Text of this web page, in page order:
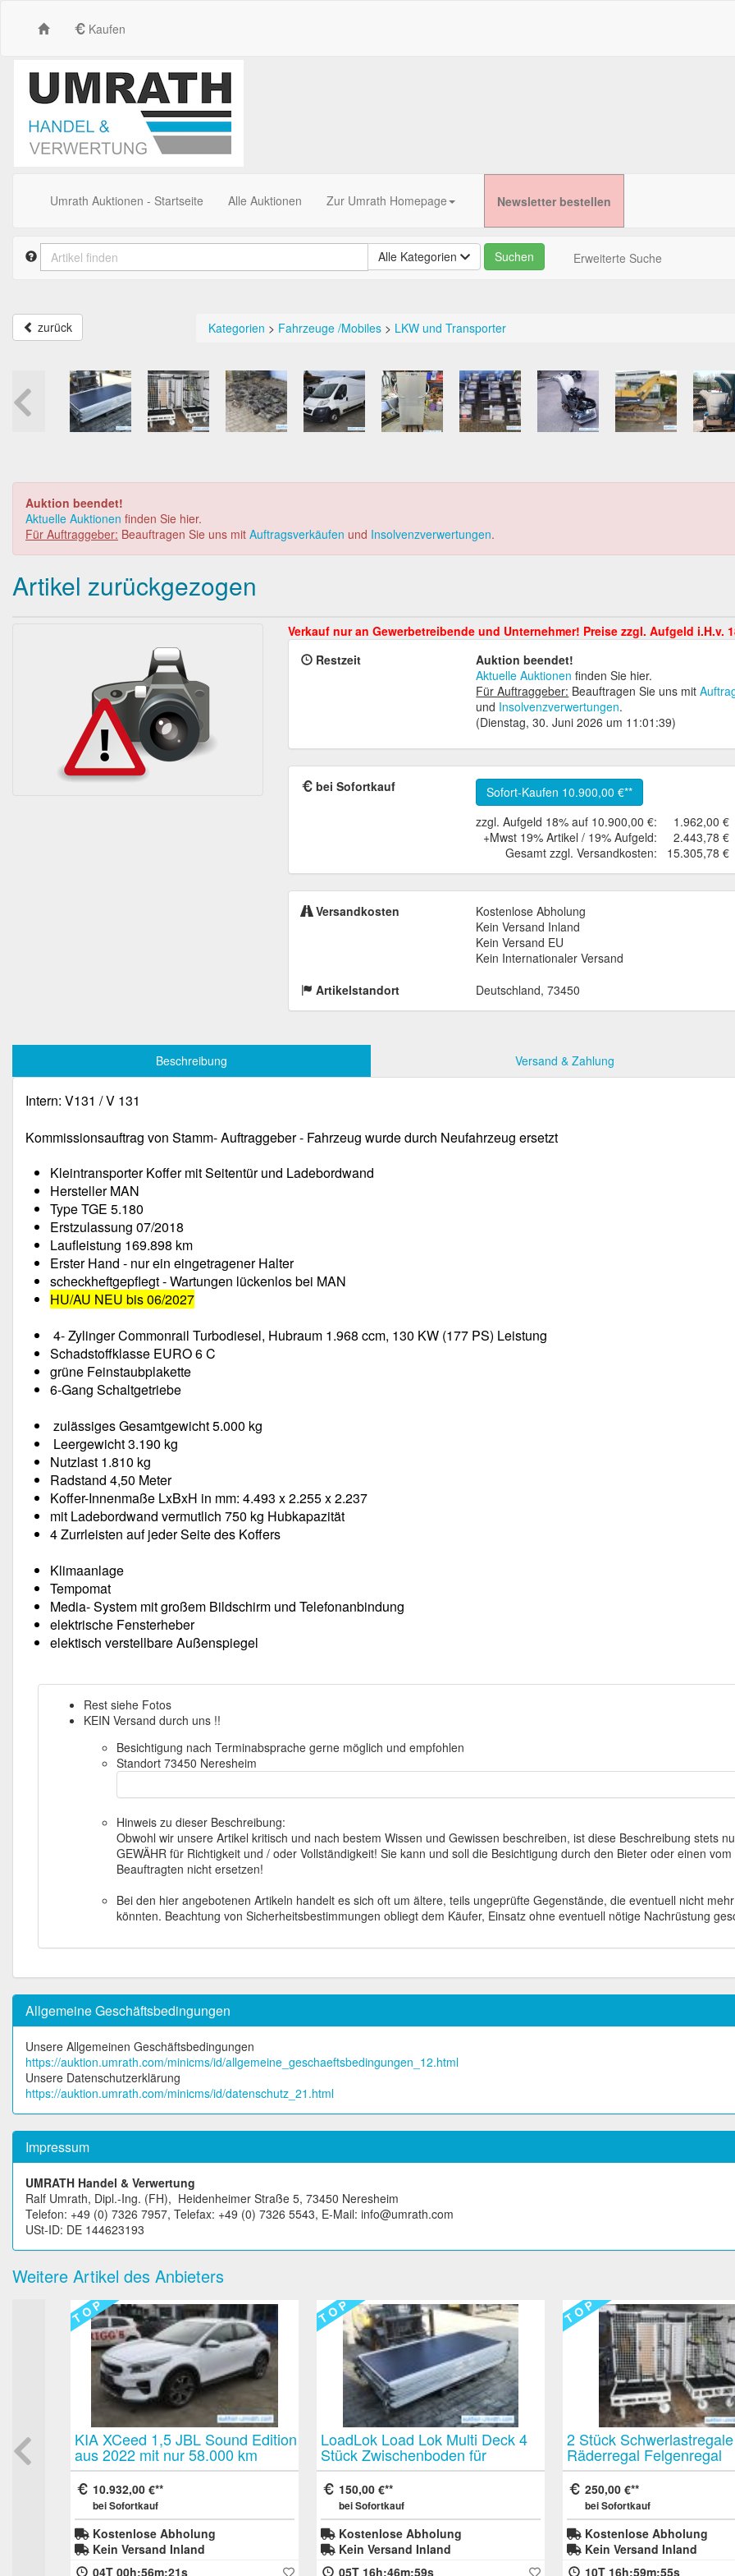
Kaufen
Umrath Auktionen - Startseite Alle Auktionen Zur Umrath Homepage Newsletter bestellen
Alle Kategorien Erweiterte Suche
zurück Kategorien > Fahrzeuge /Mobiles > LKW und Transporter
Auktion beendet!
Aktuelle Auktionen finden Sie hier.
Für Auftraggeber: Beauftragen Sie uns mit Auftragsverkäufen und Insolvenzverwertungen.
Artikel zurückgezogen
Restzeit
Auktion beendet!
Aktuelle Auktionen finden Sie hier.
Für Auftraggeber: Beauftragen Sie uns mit
und Insolvenzverwertungen.
(Dienstag, 30. Juni 2026 um 11:01:39)
bei Sofortkauf Sofort-Kaufen 10.900,00 €
zzgl. Aufgeld 18% auf 10.900,00 €:
1.962,00 €
+Mwst 19% Artikel / 19% Aufgeld:
2.443,78 €
Gesamt zzgl. Versandkosten: 15.305,78 €
Versandkosten
Kostenlose Abholung
Kein Versand Inland
Kein Versand EU
Kein Internationaler Versand
Artikelstandort
Deutschland, 73450
Beschreibung Versand & Zahlung
Intern: V131 / V 131
Kommissionsauftrag von Stamm- Auftraggeber - Fahrzeug wurde durch Neufahrzeug ersetzt
Kleintransporter Koffer mit Seitentür und Ladebordwand
Hersteller MAN
Type TGE 5.180
Erstzulassung 07/2018
Laufleistung 169.898 km
Erster Hand - nur ein eingetragener Halter
scheckheftgepflegt - Wartungen lückenlos bei MAN
HU/AU NEU bis 06/2027
4- Zylinger Commonrail Turbodiesel, Hubraum 1.968 ccm, 130 KW (177 PS) Leistung
Schadstoffklasse EURO 6 C
grüne Feinstaubplakette
6-Gang Schaltgetriebe
zulässiges Gesamtgewicht 5.000 kg
Leergewicht 3.190 kg
Nutzlast 1.810 kg
Radstand 4,50 Meter
Koffer-Innenmaße LxBxH in mm: 4.493 x 2.255 x 2.237
mit Ladebordwand vermutlich 750 kg Hubkapazität
4 Zurrleisten auf jeder Seite des Koffers
Klimaanlage
Tempomat
Media- System mit großem Bildschirm und Telefonanbindung
elektrische Fensterheber
elektisch verstellbare Außenspiegel
Rest siehe Fotos
KEIN Versand durch uns !!
Besichtigung nach Terminabsprache gerne möglich und empfohlen
Standort 73450 Neresheim
Hinweis zu dieser Beschreibung:
Obwohl wir unsere Artikel kritisch und nach bestem Wissen und Gewissen beschreiben, ist diese Beschreibung stets
GEWÄHR für Richtigkeit und / oder Vollständigkeit! Sie kann und soll die Besichtigung durch den Bieter oder einen
Beauftragten nicht ersetzen!
Bei den hier angebotenen Artikeln handelt es sich oft um ältere, teils ungeprüfte Gegenstände, die eventuell nicht
könnten. Beachtung von Sicherheitsbestimmungen obliegt dem Käufer, Einsatz ohne eventuell nötige Nachrüstung
Allgemeine Geschäftsbedingungen
Unsere Allgemeinen Geschäftsbedingungen
https://auktion.umrath.com/minicms/id/allgemeine_geschaeftsbedingungen_12.html
Unsere Datenschutzerklärung
https://auktion.umrath.com/minicms/id/datenschutz_21.html
Impressum
UMRATH Handel & Verwertung
Ralf Umrath, Dipl.-Ing. (FH), Heidenheimer Straße 5, 73450 Neresheim
Telefon: +49 (0) 7326 7957, Telefax: +49 (0) 7326 5543, E-Mail: info@umrath.com
USt-ID: DE 144623193
Weitere Artikel des Anbieters
neu
T O P
LoadLok Load Lok Multi Deck 4
Stück Zwischenboden für
Sattelauflieger oder
Kofferanhänger ähnlich Layerlok
150,00 €
bei Sofortkauf
Kostenlose Abholung
Kein Versand Inland
05T 16h:46m:59s
T O P
2 Stück Schwerlastregale
Räderregal Felgenregal
Reifenregal Ausstellungsregal
Werkstattregal Display Regal
Präsentationsregal auf Rollen
250,00 €
bei Sofortkauf
Kostenlose Abholung
Kein Versand Inland
10T 16h:59m:55s
T O P
NVA / Russische Armee
Fasspumpen MBI-3A 12
Volt 90 Stück Rarität für
Militaria- Sammler
590,00 €
bei Sofortkauf
Kostenlose Abholung
Kein Versand Inland
16T 16h:55m:08s